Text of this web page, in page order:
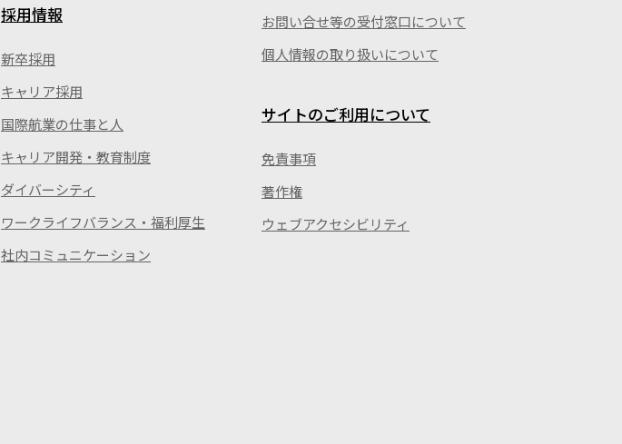
採用情報
新卒採用
キャリア採用
国際航業の仕事と人
キャリア開発・教育制度
ダイバーシティ
ワークライフバランス・福利厚生
社内コミュニケーション
お問い合せ等の受付窓口について
個人情報の取り扱いについて
サイトのご利用について
免責事項
著作権
ウェブアクセシビリティ